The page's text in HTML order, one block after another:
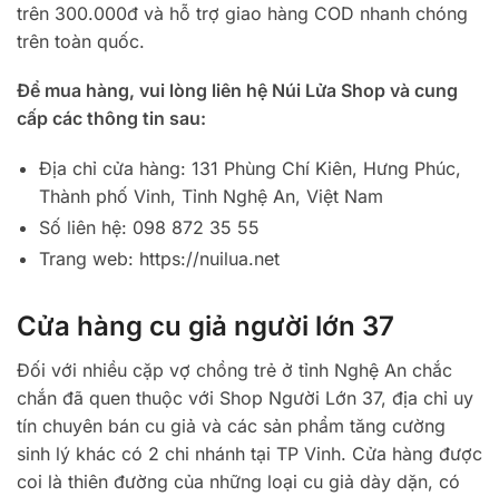
trên 300.000đ và hỗ trợ giao hàng COD nhanh chóng
trên toàn quốc.
Để mua hàng, vui lòng liên hệ Núi Lửa Shop và cung
cấp các thông tin sau:
Địa chỉ cửa hàng: 131 Phùng Chí Kiên, Hưng Phúc,
Thành phố Vinh, Tỉnh Nghệ An, Việt Nam
Số liên hệ: 098 872 35 55
Trang web: https://nuilua.net
Cửa hàng cu giả người lớn 37
Đối với nhiều cặp vợ chồng trẻ ở tỉnh Nghệ An chắc
chắn đã quen thuộc với Shop Người Lớn 37, địa chỉ uy
tín chuyên bán cu giả và các sản phẩm tăng cường
sinh lý khác có 2 chi nhánh tại TP Vinh. Cửa hàng được
coi là thiên đường của những loại cu giả dày dặn, có